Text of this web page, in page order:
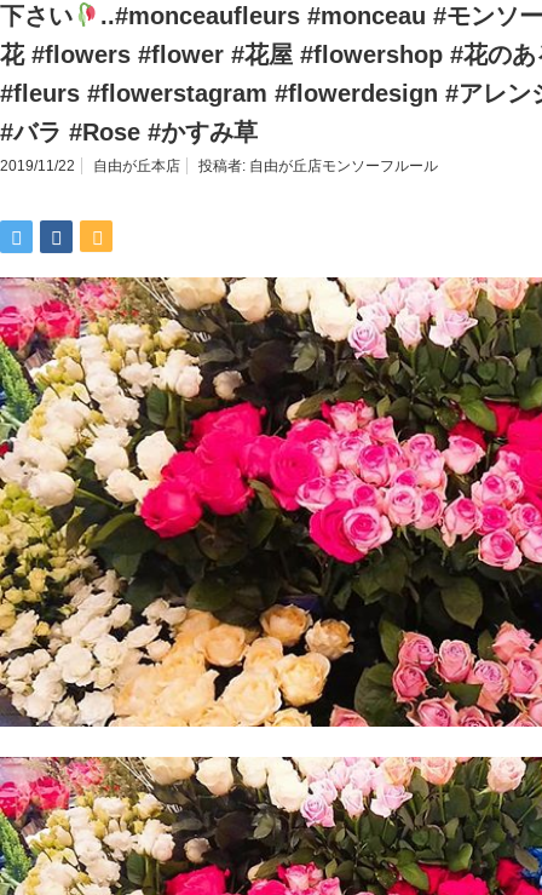
下さい
..#monceaufleurs #monceau #モンソ
花 #flowers #flower #花屋 #flowershop #花のあ
#fleurs #flowerstagram #flowerdesign #アレン
#バラ #Rose #かすみ草
2019/11/22 自由が丘本店 投稿者: 自由が丘店モンソーフルール